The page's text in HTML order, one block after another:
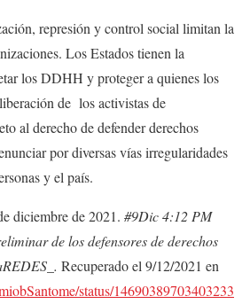
represión y control social limitan la
Los Estados tienen la
los DDHH y proteger a quienes los
de los activistas de
al derecho de defender derechos
por diversas vías irregularidades
y el país.
diciembre de 2021. #9Dic 4:12 PM
de los defensores de derechos
Recuperado el 9/12/2021 en
status/14690389703403233